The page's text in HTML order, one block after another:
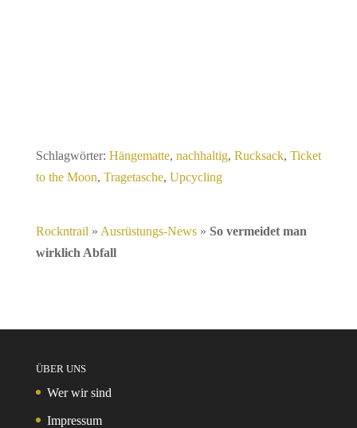
Schlagwörter: Hängematte, nachhaltig, Rucksack, Ticket
to the Moon, Tragetasche, Upcycling
Rockntrail » Ausrüstungs-News» So vermeidet man
wirklich Abfall
ÜBER UNS
Wer wir sind
Impressum